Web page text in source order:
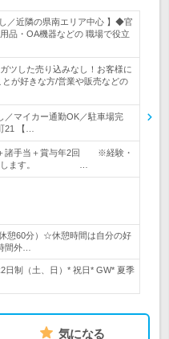
／近隣の県南エリア中心 】◆官
品・OA機器などの 職場で役立
ツした売り込みなし！お客様に
が好きな方/営業や販売などの
／マイカー通勤OK／駐車場完
21 【…
＋諸手当＋賞与年2回 ※経験・
いたします。 …
憩60分）☆休憩時間は自分の好
間外…
制（土、日）* 祝日* GW* 夏季
気になる